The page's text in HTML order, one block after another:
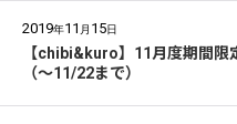
2019年11 月 15日
【chibi&kuro】11月度期間限
（〜11/22まで）